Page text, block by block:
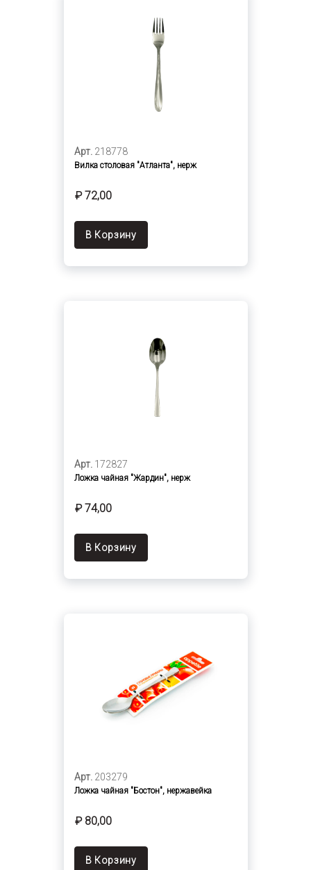
Арт. 218778
Вилка столовая "Атланта", нерж
₽ 72,00
В Корзину
Арт. 172827
Ложка чайная "Жардин", нерж
₽ 74,00
В Корзину
Арт. 203279
Ложка чайная "Бостон", нержавейка
₽ 80,00
В Корзину